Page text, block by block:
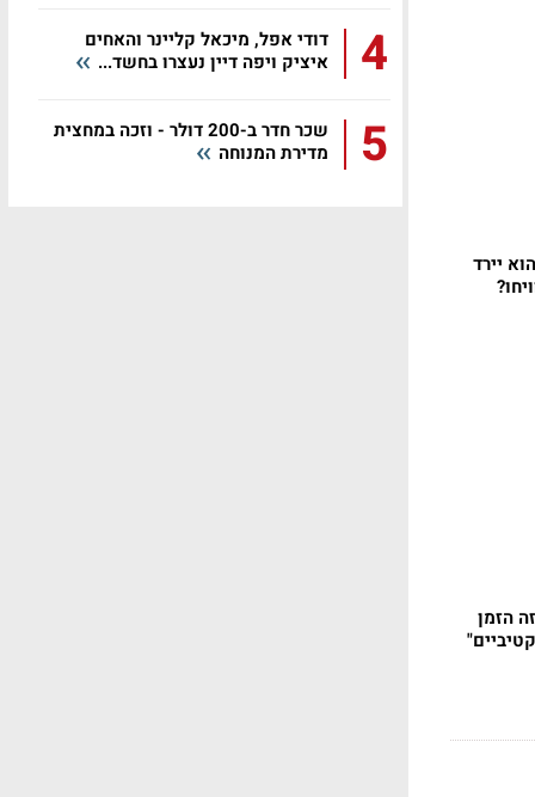
יירד
הזמן
4
דודי אפל, מיכאל קליינר והאחים
איציק ויפה דיין נעצרו בחשד...
5
שכר חדר ב-200 דולר - וזכה במחצית
מדירת המנוחה